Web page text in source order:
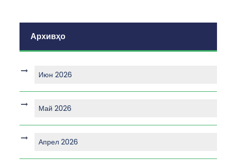
Архивҳо
Июн 2026
Май 2026
Апрел 2026